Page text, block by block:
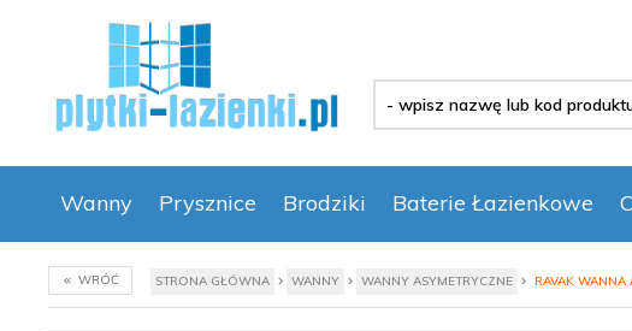
wpisz
lub
kod
produktu
-
Wanny Prysznice Brodziki Baterie Łazienkowe
WRÓĆ STRONA GŁÓWNA WANNY WANNY ASYMETRYCZNE RAVAK WANNA